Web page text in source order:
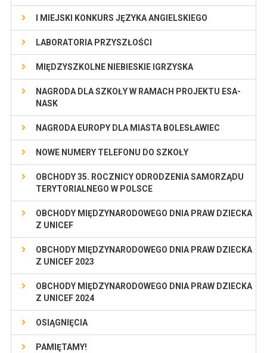
I MIEJSKI KONKURS JĘZYKA ANGIELSKIEGO
LABORATORIA PRZYSZŁOŚCI
MIĘDZYSZKOLNE NIEBIESKIE IGRZYSKA
NAGRODA DLA SZKOŁY W RAMACH PROJEKTU ESA-
NASK
NAGRODA EUROPY DLA MIASTA BOLESŁAWIEC
NOWE NUMERY TELEFONU DO SZKOŁY
OBCHODY 35. ROCZNICY ODRODZENIA SAMORZĄDU
TERYTORIALNEGO W POLSCE
OBCHODY MIĘDZYNARODOWEGO DNIA PRAW DZIECKA
Z UNICEF
OBCHODY MIĘDZYNARODOWEGO DNIA PRAW DZIECKA
Z UNICEF 2023
OBCHODY MIĘDZYNARODOWEGO DNIA PRAW DZIECKA
Z UNICEF 2024
OSIĄGNIĘCIA
PAMIĘTAMY!